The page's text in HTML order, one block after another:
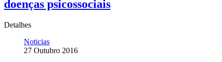
doenças psicossociais
Detalhes
Noticias
27 Outubro 2016